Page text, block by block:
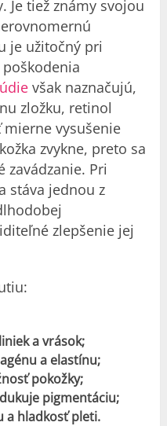
Je tiež známy svojou
je užitočný pri
však naznačujú,
zložku, retinol
vysušenie
zvykne, preto sa
zavádzanie. Pri
stáva jednou z
zlepšenie jej
a vrások;
a elastínu;
pokožky;
pigmentáciu;
a hladkosť pleti.